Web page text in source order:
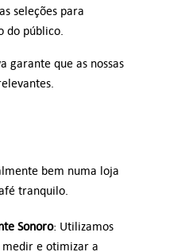
seleções para
do público.
garante que as nossas
bem numa loja
tranquilo.
Sonoro: Utilizamos
e otimizar a